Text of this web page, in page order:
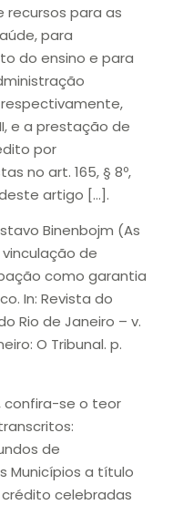
recursos para as
para
do ensino e para
e a prestação de
por
no art. 165, § 8º,
artigo […].
Binenbojm (As
de
como garantia
In: Revista do
Rio de Janeiro – v.
O Tribunal. p.
confira-se o teor
de
Municípios a título
celebradas